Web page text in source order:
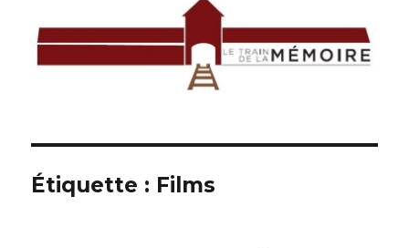
Étiquette : Films